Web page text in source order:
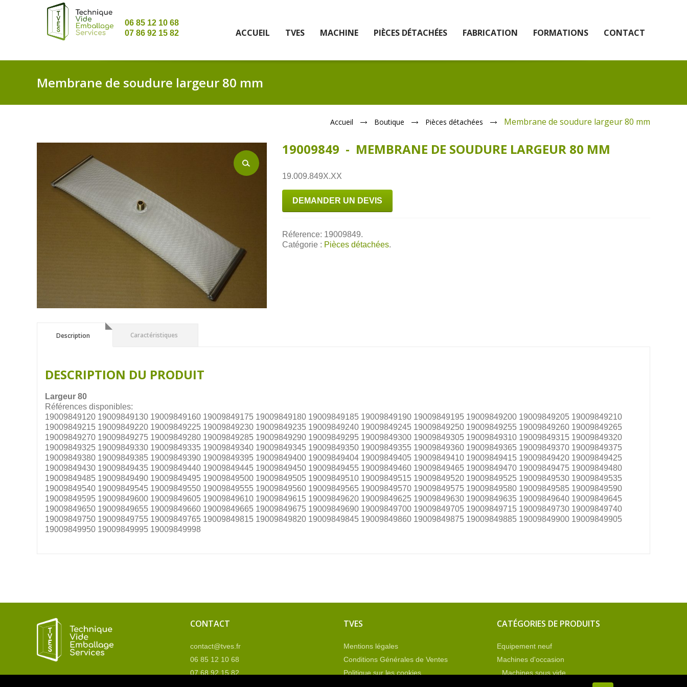
06 85 12 10 68
07 86 92 15 82
ACCUEIL TVES MACHINE PIÈCES DÉTACHÉES FABRICATION FORMATIONS CONTACT
Membrane de soudure largeur 80 mm
Accueil Boutique Pièces détachées Membrane de soudure largeur 80 mm
19009849 - MEMBRANE DE SOUDURE LARGEUR 80 MM
19.009.849X.XX
DEMANDER UN DEVIS
Réference: 19009849.
Catégorie : Pièces détachées.
Description
Description Caractéristiques
DESCRIPTION DU PRODUIT
Largeur 80
Références disponibles:
19009849120 19009849130 19009849160 19009849175 19009849180 19009849185 19009849190 19009849195 19009849200 19009849205 19009849210
19009849215 19009849220 19009849225 19009849230 19009849235 19009849240 19009849245 19009849250 19009849255 19009849260 19009849265
19009849270 19009849275 19009849280 19009849285 19009849290 19009849295 19009849300 19009849305 19009849310 19009849315 19009849320
19009849325 19009849330 19009849335 19009849340 19009849345 19009849350 19009849355 19009849360 19009849365 19009849370 19009849375
19009849380 19009849385 19009849390 19009849395 19009849400 19009849404 19009849405 19009849410 19009849415 19009849420 19009849425
19009849430 19009849435 19009849440 19009849445 19009849450 19009849455 19009849460 19009849465 19009849470 19009849475 19009849480
19009849485 19009849490 19009849495 19009849500 19009849505 19009849510 19009849515 19009849520 19009849525 19009849530 19009849535
19009849540 19009849545 19009849550 19009849555 19009849560 19009849565 19009849570 19009849575 19009849580 19009849585 19009849590
19009849595 19009849600 19009849605 19009849610 19009849615 19009849620 19009849625 19009849630 19009849635 19009849640 19009849645
19009849650 19009849655 19009849660 19009849665 19009849675 19009849690 19009849700 19009849705 19009849715 19009849730 19009849740
19009849750 19009849755 19009849765 19009849815 19009849820 19009849845 19009849860 19009849875 19009849885 19009849900 19009849905
19009849950 19009849995 19009849998
CONTACT
contact@tves.fr
06 85 12 10 68
07 68 92 15 82
TVES
Mentions légales
Conditions Générales de Ventes
Politique sur les cookies
CATÉGORIES DE PRODUITS
Equipement neuf
Machines d'occasion
Machines sous vide